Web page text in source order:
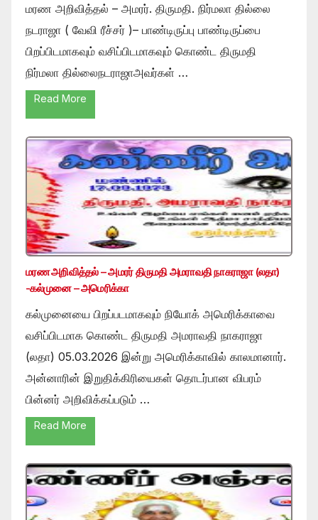
மரண அறிவித்தல் – அமரர். திருமதி. நிர்மலா தில்லை
நடராஜா ( வேவி ரீச்சர் )– பாண்டிருப்பு பாண்டிருப்பை
பிறப்பிடமாகவும் வசிப்பிடமாகவும் கொண்ட திருமதி
நிர்மலா தில்லைநடராஜாஅவர்கள் …
Read More
மரண அறிவித்தல் – அமரர் திருமதி அமராவதி நாகராஜா (லதா)
-கல்முனை – அமெரிக்கா
கல்முனையை பிறப்படமாகவும் நியோக் அமெரிக்காவை
வசிப்பிடமாக கொண்ட திருமதி அமராவதி நாகராஜா
(லதா) 05.03.2026 இன்று அமெரிக்காவில் காலமானார்.
அன்னாரின் இறுதிக்கிரியைகள் தொடர்பான விபரம்
பின்னர் அறிவிக்கப்படும் …
Read More